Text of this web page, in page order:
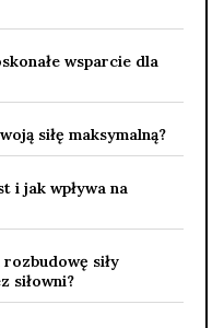
wsparcie dla
siłę maksymalną?
i jak wpływa na
siły
siłowni?